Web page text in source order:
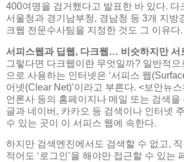
400여명을 검거했다고 발표한 바 있다. 다
서울청과 경기남부청, 경남청 등 3개 지방
크웹 전문수사팀을 지정한 것도 그 이유다.
서피스웹과 딥웹, 다크웹… 비슷하지만 서
그렇다면 다크웹이란 무엇일까? 일반적으
으로 사용하는 인터넷은 ‘서피스 웹
어넷(Clear Net)’이라고 부른다. <보안뉴
언론사 등의 홈페이지나 메일 또는 검색을
글과 네이버, 카카오 등 검색이나 인터넷
수 있는 곳이 이 서피스 웹에 속한다.
하지만 검색엔진에서도 검색할 수 없고,
적어도 ‘로그인’을 해야만 접근할 수 있는